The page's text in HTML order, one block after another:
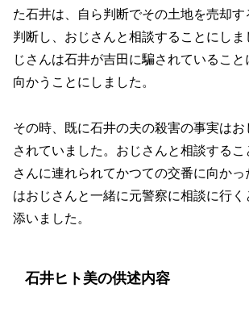
た石井は、自ら判断でその土地を売却す
判断し、おじさんと相談することにし
じさんは石井が吉田に騙されているこ
向かうことにしました。
その時、既に石井の夫の殺害の事実は
されていました。おじさんと相談するこ
さんに連れられてかつての交番に向か
はおじさんと一緒に元警察に相談に行く
添いました。
石井ヒト美の供述内容